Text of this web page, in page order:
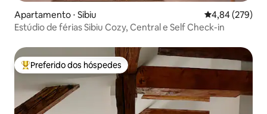
Apartamento ⋅ Sibiu 4,84 de uma
4,84 (279)
Estúdio de férias Sibiu Cozy, Central e Self Check-in
Entre os melhores preferidos dos hóspedes
Preferido dos hóspedes